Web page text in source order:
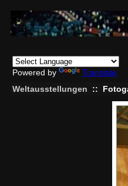
Powered by Translate
Weltausstellungen
::